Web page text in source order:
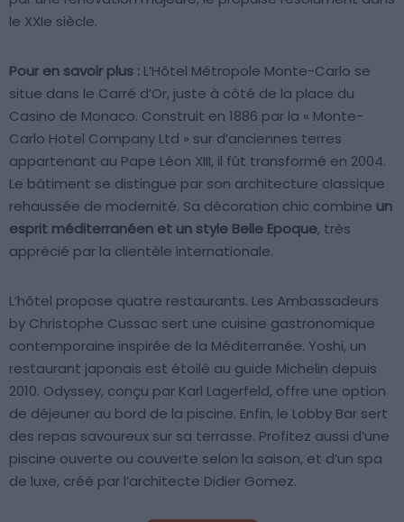
le XXIe siècle.
Pour en savoir plus : L’Hôtel Métropole Monte-Carlo se
situe dans le Carré d’Or, juste à côté de la place du
Casino de Monaco. Construit en 1886 par la « Monte-
Carlo Hotel Company Ltd » sur d’anciennes terres
appartenant au Pape Léon XIII, il fût transformé en 2004.
Le bâtiment se distingue par son architecture classique
rehaussée de modernité. Sa décoration chic combine un
esprit méditerranéen et un style Belle Epoque, très
apprécié par la clientèle internationale.
L’hôtel propose quatre restaurants. Les Ambassadeurs
by Christophe Cussac sert une cuisine gastronomique
contemporaine inspirée de la Méditerranée. Yoshi, un
restaurant japonais est étoilé au guide Michelin depuis
2010. Odyssey, conçu par Karl Lagerfeld, offre une option
de déjeuner au bord de la piscine. Enfin, le Lobby Bar sert
des repas savoureux sur sa terrasse. Profitez aussi d’une
piscine ouverte ou couverte selon la saison, et d’un spa
de luxe, créé par l’architecte Didier Gomez.